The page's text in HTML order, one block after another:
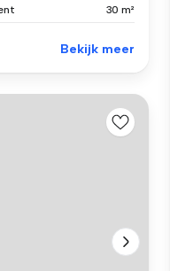
30 m²
Bekijk meer